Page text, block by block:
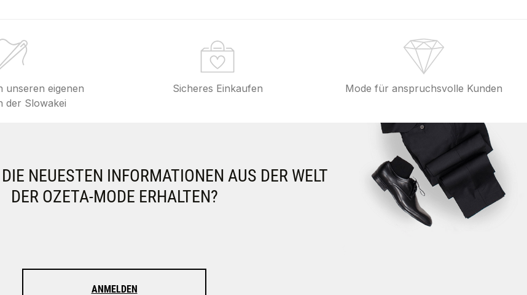
unseren eigenen
der Slowakei
Sicheres Einkaufen Mode für anspruchsvolle Kunden
NEUESTEN INFORMATIONEN AUS DER WELT
DER OZETA-MODE ERHALTEN?
ANMELDEN